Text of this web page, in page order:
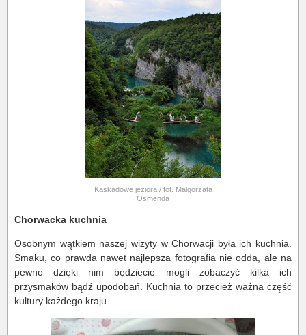
Kaskadowe jeziora / fot. Małgorzata
Osmenda
Chorwacka kuchnia
Osobnym wątkiem naszej wizyty w Chorwacji była ich kuchnia.
Smaku, co prawda nawet najlepsza fotografia nie odda, ale na
pewno dzięki nim będziecie mogli zobaczyć kilka ich
przysmaków bądź upodobań. Kuchnia to przecież ważna część
kultury każdego kraju.